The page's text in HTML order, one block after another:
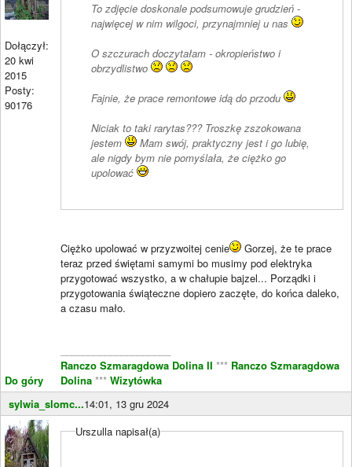
Dołączył:
20 kwi
2015
Posty:
90176
Do góry
To zdjęcie doskonale podsumowuje grudzień -
najwięcej w nim wilgoci, przynajmniej u nas
O szczurach doczytałam - okropieństwo i
obrzydlistwo
Fajnie, że prace remontowe idą do przodu
Niciak to taki rarytas??? Troszkę zszokowana
jestem
Mam swój, praktyczny jest i go lubię,
ale nigdy bym nie pomyślała, że ciężko go
upolować
Ciężko upolować w przyzwoitej cenie
Gorzej, że te prace
teraz przed świętami samymi bo musimy pod elektryka
przygotować wszystko, a w chałupie bajzel... Porządki i
przygotowania świąteczne dopiero zaczęte, do końca daleko,
a czasu mało.
Ranczo Szmaragdowa Dolina II *** Ranczo Szmaragdowa
Dolina *** Wizytówka
sylwia_slomc...14:01, 13 gru 2024
Urszulla napisał(a)